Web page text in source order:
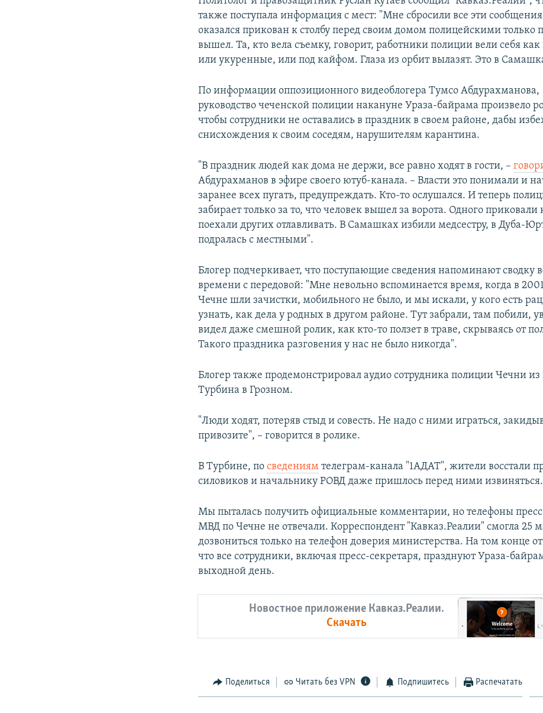
также поступала информация с мест: "Мне сбросили все эти
оказался прикован к столбу перед своим домом полицейскими только
вышел. Та, кто вела съемку, говорит, работники полиции вели себя
или укуренные, или под кайфом. Глаза из орбит вылазят. Это в
По информации оппозиционного видеоблогера Тумсо Абдурахманова,
руководство чеченской полиции накануне Ураза-байрама произвело
чтобы сотрудники не оставались в праздник в своем районе, дабы
снисхождения к своим соседям, нарушителям карантина.
"В праздник людей как дома не держи, все равно ходят в гости, –
Абдурахманов в эфире своего ютуб-канала. – Власти это понимали и
заранее всех пугать, предупреждать. Кто-то ослушался. И теперь
забирает только за то, что человек вышел за ворота. Одного приковали
поехали других отлавливать. В Самашках избили медсестру, в Дуба-
подралась с местными".
Блогер подчеркивает, что поступающие сведения напоминают сводку
времени с передовой: "Мне невольно вспоминается время, когда в
Чечне шли зачистки, мобильного не было, и мы искали, у кого есть
узнать, как дела у родных в другом районе. Тут забрали, там побили,
видел даже смешной ролик, как кто-то ползет в траве, скрываясь от
Такого праздника разговения у нас не было никогда".
Блогер также продемонстрировал аудио сотрудника полиции Чечни из
Турбина в Грозном.
"Люди ходят, потеряв стыд и совесть. Не надо с ними играться,
привозите", – говорится в ролике.
В Турбине, посведениям телеграм-канала "1АДАТ", жители восстали
силовиков и начальнику РОВД даже пришлось перед ними извиняться.
Мы пыталась получить официальные комментарии, но телефоны
МВД по Чечне не отвечали. Корреспондент "Кавказ.Реалии" смогла 25
дозвониться только на телефон доверия министерства. На том конце
что все сотрудники, включая пресс-секретаря, празднуют Ураза-
выходной день.
Новостное приложение Кавказ.Реалии.
Скачать
Поделиться Читать без VPN Подпишитесь Распечатать